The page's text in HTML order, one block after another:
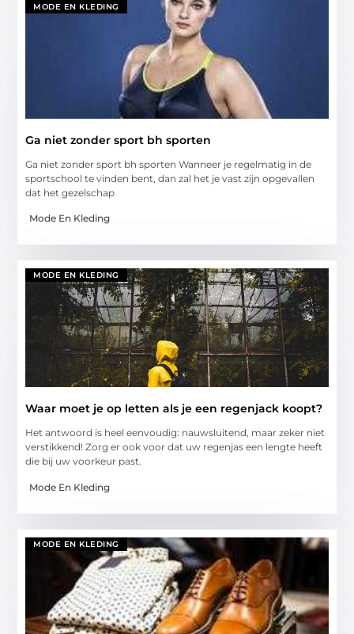
MODE EN KLEDING
Ga niet zonder sport bh sporten
Ga niet zonder sport bh sporten Wanneer je regelmatig in de
sportschool te vinden bent, dan zal het je vast zijn opgevallen
dat het gezelschap
Mode En Kleding
MODE EN KLEDING
Waar moet je op letten als je een regenjack koopt?
Het antwoord is heel eenvoudig: nauwsluitend, maar zeker niet
verstikkend! Zorg er ook voor dat uw regenjas een lengte heeft
die bij uw voorkeur past.
Mode En Kleding
MODE EN KLEDING